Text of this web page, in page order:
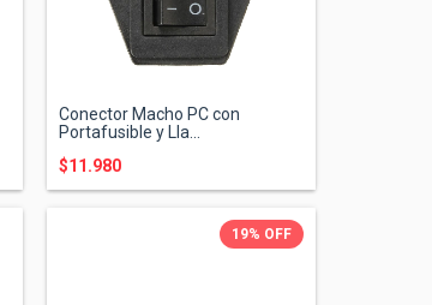
Conector Macho PC con
Portafusible y Lla...
$11.980
19% OFF